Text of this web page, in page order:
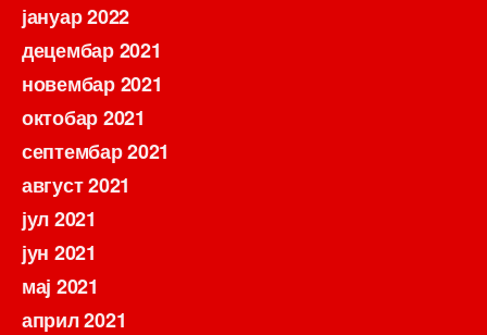
јануар 2022
децембар 2021
новембар 2021
октобар 2021
септембар 2021
август 2021
јул 2021
јун 2021
мај 2021
април 2021